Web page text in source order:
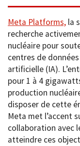
Meta Platforms, la
recherche
nucléaire pour
centres de
artificielle (IA).
pour 1 à 4
production
disposer de cette
Meta met l’accent
collaboration avec
atteindre ces